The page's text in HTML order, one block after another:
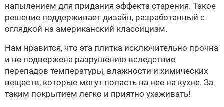
напылением для придания эффекта старения. Такое
решение поддерживает дизайн, разработанный с
оглядкой на американский классицизм.
Нам нравится, что эта плитка исключительно прочна
и не подвержена разрушению вследствие
перепадов температуры, влажности и химических
веществ, которые могут попасть на нее на кухне. За
таким покрытием легко и приятно ухаживать!